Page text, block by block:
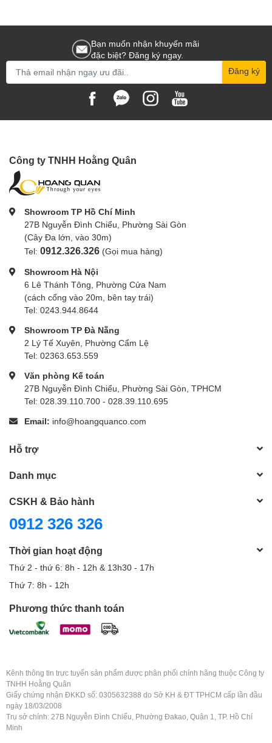
Bạn muốn nhận khuyến mãi
đặc biệt? Đăng ký ngay.
Đăng ký
Công ty TNHH Hoằng Quân
Showroom TP Hồ Chí Minh
27B Nguyễn Đình Chiểu, Phường Sài Gòn
(Cây Đa lớn, vào 30m)
Tel: 0912.326.326 (Gọi mua hàng)
Showroom Hà Nội
6 Lê Thánh Tông, Phường Cửa Nam
(cách cổng vào 20m, bên tay trái)
Tel: 0243.944.8644
Showroom TP Đà Nẵng
2 Lý Tế Xuyên, Phường Cẩm Lệ
Tel: 02363.653.559
Văn phòng Kế toán
27B Nguyễn Đình Chiểu, Phường Sài Gòn, TPHCM
Tel: 028.39.110.700 - 028.39.110.695
Email: info@hoangquanco.com
Hỗ trợ
Danh mục
CSKH & Bảo hành
0912 326 326
Thời gian hoạt động
Thứ 2 - thứ 6: 8h - 12h & 13h30 - 17h
Thứ 7: 8h - 12h
Phương thức thanh toán
Kênh thông tin trực tuyến sản phẩm được phân phối chính hãng thuộc Công ty
TNHH Hoằng Quân
Giấy chứng nhận ĐKKD số: 0305632388 do Sở KH & ĐT TPHCM cấp lần đầu
ngày 18/03/2008
Trụ sở chính: 27B Nguyễn Đình Chiểu, Phường Đakao, Quận 1, TP. Hồ Chí
Minh